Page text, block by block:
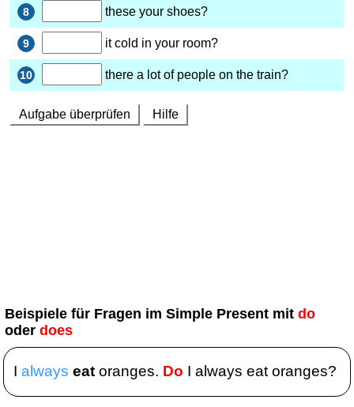
Beispiele für Fragen im Simple Present mit do
oder does
Ialways eat oranges. Do I always eat oranges?